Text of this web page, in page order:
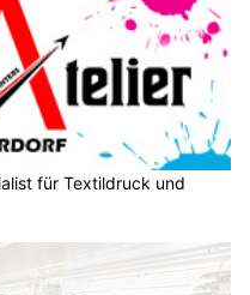
für Textildruck und